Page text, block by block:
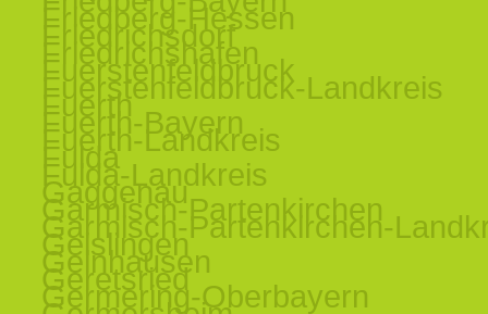
Friedberg-Hessen
Friedrichsdorf
Friedrichshafen
Fuerstenfeldbruck
Fuerstenfeldbruck-Landkreis
Fuerth
Fuerth-Bayern
Fuerth-Landkreis
Fulda
Fulda-Landkreis
Gaggenau
Garmisch-Partenkirchen
Garmisch-Partenkirchen-
Geislingen
Gelnhausen
Geretsried
Germering-Oberbayern